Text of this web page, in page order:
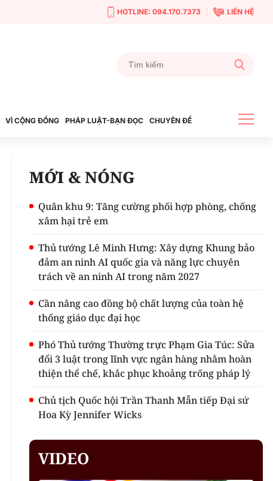
HOTLINE: 094.170.7373 LIÊN HỆ
VÌ CỘNG ĐỒNG PHÁP LUẬT-BẠN ĐỌC CHUYÊN ĐỀ
MỚI & NÓNG
Quân khu 9: Tăng cường phối hợp phòng, chống
xâm hại trẻ em
Thủ tướng Lê Minh Hưng: Xây dựng Khung bảo
đảm an ninh AI quốc gia và năng lực chuyên
trách về an ninh AI trong năm 2027
Cần nâng cao đồng bộ chất lượng của toàn hệ
thống giáo dục đại học
Phó Thủ tướng Thường trực Phạm Gia Túc: Sửa
đổi 3 luật trong lĩnh vực ngân hàng nhằm hoàn
thiện thể chế, khắc phục khoảng trống pháp lý
Chủ tịch Quốc hội Trần Thanh Mẫn tiếp Đại sứ
Hoa Kỳ Jennifer Wicks
VIDEO